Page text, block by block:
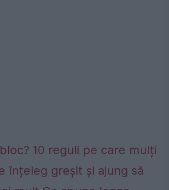
10 reguli pe care mulți
înțeleg greșit și ajung să